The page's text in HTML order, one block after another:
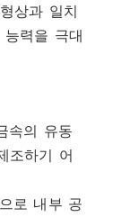
상과 일치
력을 극대
속의 유동
조하기 어
로 내부 공